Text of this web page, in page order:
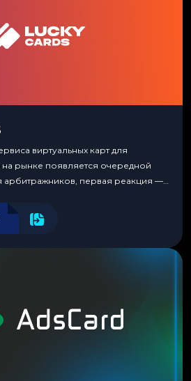
виртуальных карт для
рынке появляется очередной
арбитражников, первая реакция —
всерьез любой новый продукт,
делом. LuckyCards — история